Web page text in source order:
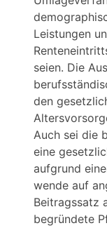
Leistungen
seien. Die
den
Auch sei die
eine
aufgrund
wende auf
Beitragssatz
begründete